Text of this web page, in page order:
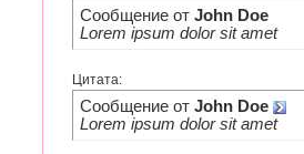
Сообщение от John Doe
Lorem ipsum dolor sit amet
Цитата:
Сообщение от John Doe
Lorem ipsum dolor sit amet